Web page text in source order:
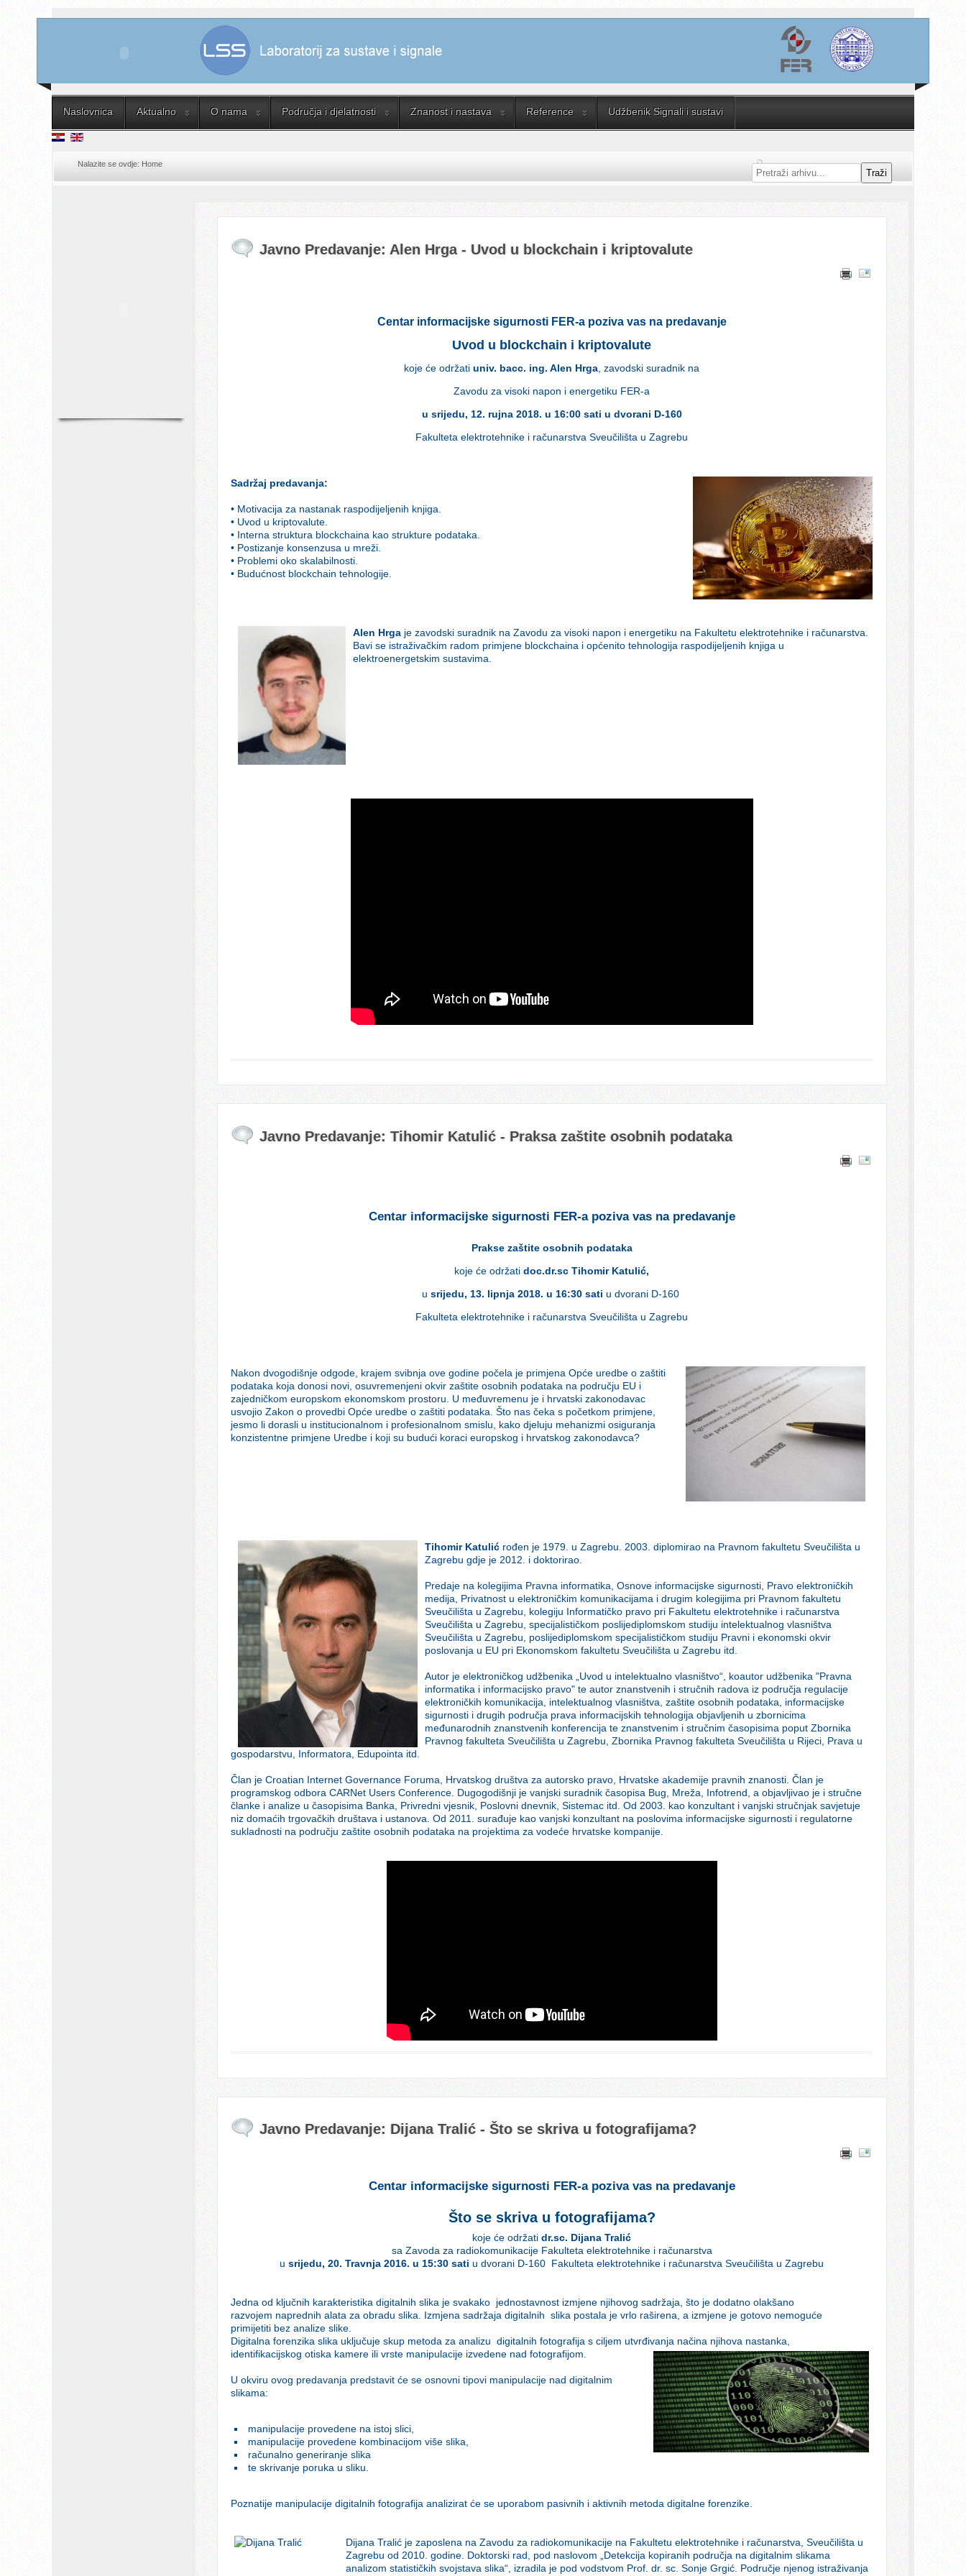
Naslovnica Aktualno O nama Područja i djelatnosti Znanost i nastava Reference Udžbenik Signali i sustavi
Nalazite se ovdje: Home
Traži
Javno Predavanje: Alen Hrga - Uvod u blockchain i kriptovalute
Centar informacijske sigurnosti FER-a poziva vas na predavanje
Uvod u blockchain i kriptovalute
koje će održatiuniv. bacc. ing. Alen Hrga , zavodski suradnik na
Zavodu za visoki napon i energetiku FER-a
u srijedu, 12. rujna 2018. u 16:00 sati u dvorani D-160
Fakulteta elektrotehnike i računarstva Sveučilišta u Zagrebu
Sadržaj predavanja:
• Motivacija za nastanak raspodijeljenih knjiga.
• Uvod u kriptovalute.
• Interna struktura blockchaina kao strukture podataka.
• Postizanje konsenzusa u mreži.
• Problemi oko skalabilnosti.
• Budućnost blockchain tehnologije.
Alen Hrga je zavodski suradnik na Zavodu za visoki napon i energetiku na Fakultetu elektrotehnike i računarstva.
Bavi se istraživačkim radom primjene blockchaina i općenito tehnologija raspodijeljenih knjiga u
elektroenergetskim sustavima.
Javno Predavanje: Tihomir Katulić - Praksa zaštite osobnih podataka
Centarinformacijske sigurnosti FER-a pozivavas na predavanje
Prakse zaštite osobnih podataka
koje ćeodržati doc.dr.sc Tihomir Katulić,
u srijedu, 13. lipnja 2018. u 16:30 sati u dvoraniD-160
Fakulteta elektrotehnike i računarstva Sveučilišta uZagrebu
Nakon dvogodišnje odgode, krajem svibnja ove godine počela je primjena Opće uredbe o zaštiti
podataka koja donosi novi, osuvremenjeni okvir zaštite osobnih podataka na području EU i
zajedničkom europskom ekonomskom prostoru. U međuvremenu je i hrvatski zakonodavac
usvojio Zakon o provedbi Opće uredbe o zaštiti podataka. Što nas čeka s početkom primjene,
jesmo li dorasli u institucionalnom i profesionalnom smislu, kako djeluju mehanizmi osiguranja
konzistentne primjene Uredbe i koji su budući koraci europskog i hrvatskog zakonodavca?
Tihomir Katulić rođen je 1979. u Zagrebu. 2003. diplomirao na Pravnom fakultetu Sveučilišta u
Zagrebu gdje je 2012. i doktorirao.
Predaje na kolegijima Pravna informatika, Osnove informacijske sigurnosti, Pravo elektroničkih
medija, Privatnost u elektroničkim komunikacijama i drugim kolegijima pri Pravnom fakultetu
Sveučilišta u Zagrebu, kolegiju Informatičko pravo pri Fakultetu elektrotehnike i računarstva
Sveučilišta u Zagrebu, specijalističkom poslijediplomskom studiju intelektualnog vlasništva
Sveučilišta u Zagrebu, poslijediplomskom specijalističkom studiju Pravni i ekonomski okvir
poslovanja u EU pri Ekonomskom fakultetu Sveučilišta u Zagrebu itd.
Autor je elektroničkog udžbenika „Uvod u intelektualno vlasništvo“, koautor udžbenika "Pravna
informatika i informacijsko pravo" te autor znanstvenih i stručnih radova iz područja regulacije
elektroničkih komunikacija, intelektualnog vlasništva, zaštite osobnih podataka, informacijske
sigurnosti i drugih područja prava informacijskih tehnologija objavljenih u zbornicima
međunarodnih znanstvenih konferencija te znanstvenim i stručnim časopisima poput Zbornika
Pravnog fakulteta Sveučilišta u Zagrebu, Zbornika Pravnog fakulteta Sveučilišta u Rijeci, Prava u
gospodarstvu, Informatora, Edupointa itd.
Član je Croatian Internet Governance Foruma, Hrvatskog društva za autorsko pravo, Hrvatske akademije pravnih znanosti. Član je
programskog odbora CARNet Users Conference. Dugogodišnji je vanjski suradnik časopisa Bug, Mreža, Infotrend, a objavljivao je i stručne
članke i analize u časopisima Banka, Privredni vjesnik, Poslovni dnevnik, Sistemac itd. Od 2003. kao konzultant i vanjski stručnjak savjetuje
niz domaćih trgovačkih društava i ustanova. Od 2011. surađuje kao vanjski konzultant na poslovima informacijske sigurnosti i regulatorne
sukladnosti na području zaštite osobnih podataka na projektima za vodeće hrvatske kompanije.
Javno Predavanje: Dijana Tralić - Što se skriva u fotografijama?
Centar informacijske sigurnosti FER-a poziva vas na predavanje
Što se skriva u fotografijama?
koje će održatidr.sc. Dijana Tralić
sa Zavoda za radiokomunikacije Fakulteta elektrotehnike i računarstva
usrijedu, 20. Travnja 2016. u 15:30 satiu dvorani D-160 Fakulteta elektrotehnike i računarstva Sveučilišta u Zagrebu
Jedna od ključnih karakteristika digitalnih slika je svakako jednostavnost izmjene njihovog sadržaja, što je dodatno olakšano
razvojem naprednih alata za obradu slika. Izmjena sadržaja digitalnih slika postala je vrlo raširena, a izmjene je gotovo nemoguće
primijetiti bez analize slike.
Digitalna forenzika slika uključuje skup metoda za analizu digitalnih fotografija s ciljem utvrđivanja načina njihova nastanka,
identifikacijskog otiska kamere ili vrste manipulacije izvedene nad fotografijom.
U okviru ovog predavanja predstavit će se osnovni tipovi manipulacije nad digitalnim
slikama:
manipulacije provedene na istoj slici,
manipulacije provedene kombinacijom više slika,
računalno generiranje slika
te skrivanje poruka u sliku.
Poznatije manipulacije digitalnih fotografija analizirat će se uporabom pasivnih i aktivnih metoda digitalne forenzike.
Dijana Tralić je zaposlena na Zavodu za radiokomunikacije na Fakultetu elektrotehnike i računarstva, Sveučilišta u
Zagrebu od 2010. godine. Doktorski rad, pod naslovom „Detekcija kopiranih područja na digitalnim slikama
analizom statističkih svojstava slika“, izradila je pod vodstvom Prof. dr. sc. Sonje Grgić. Područje njenog istraživanja